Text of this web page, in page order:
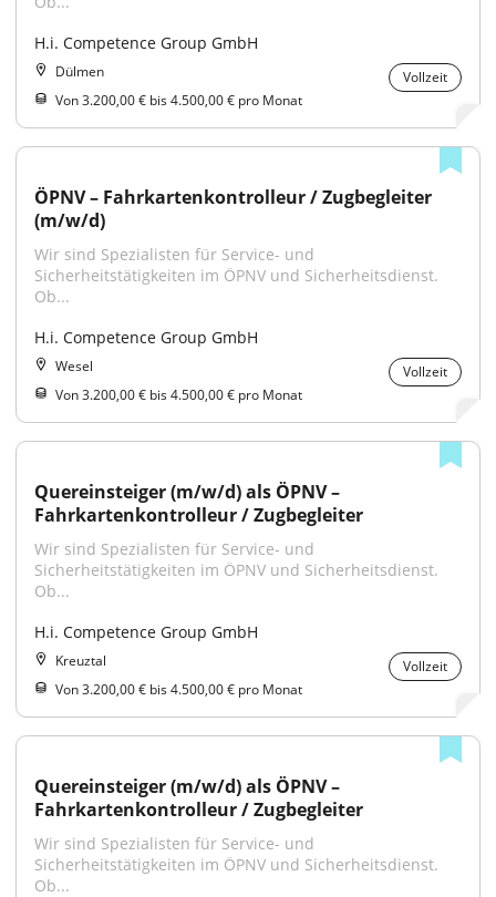
H.i. Competence Group GmbH
Dülmen
Vollzeit
Von 3.200,00 € bis 4.500,00 € pro Monat
ÖPNV – Fahrkartenkontrolleur / Zugbegleiter
(m/w/d)
Wir sind Spezialisten für Service- und
Sicherheitstätigkeiten im ÖPNV und Sicherheitsdienst.
Ob...
H.i. Competence Group GmbH
Wesel
Vollzeit
Von 3.200,00 € bis 4.500,00 € pro Monat
Quereinsteiger (m/w/d) als ÖPNV –
Fahrkartenkontrolleur / Zugbegleiter
Wir sind Spezialisten für Service- und
Sicherheitstätigkeiten im ÖPNV und Sicherheitsdienst.
Ob...
H.i. Competence Group GmbH
Kreuztal
Vollzeit
Von 3.200,00 € bis 4.500,00 € pro Monat
Quereinsteiger (m/w/d) als ÖPNV –
Fahrkartenkontrolleur / Zugbegleiter
Wir sind Spezialisten für Service- und
Sicherheitstätigkeiten im ÖPNV und Sicherheitsdienst.
Ob...